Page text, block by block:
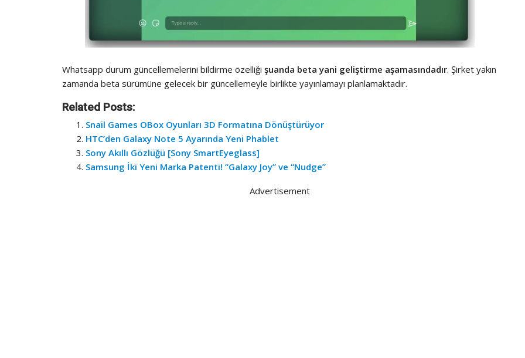
Whatsapp durum güncellemelerini bildirme özelliği şuanda beta yani geliştirme aşamasındadır. Şirket yakın
zamanda beta sürümüne gelecek bir güncellemeyle birlikte yayınlamayı planlamaktadır.
Related Posts:
Snail Games OBox Oyunları 3D Formatına Dönüştürüyor
HTC’den Galaxy Note 5 Ayarında Yeni Phablet
Sony Akıllı Gözlüğü [Sony SmartEyeglass]
Samsung İki Yeni Marka Patenti! “Galaxy Joy” ve “Nudge”
Advertisement